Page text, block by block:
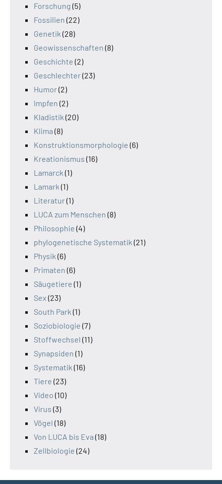
Forschung (5)
Fossilien (22)
Genetik (28)
Geowissenschaften (8)
Geschichte (2)
Geschlechter(23)
Humor(2)
Impfen (2)
Kladistik (20)
Klima (8)
Konstruktionsmorphologie (6)
Kreationismus (16)
Lamarck (1)
Lamark (1)
Literatur(1)
LUCA zum Menschen (8)
Philosophie (4)
phylogenetische Systematik (21)
Physik (6)
Primaten (6)
Säugetiere (1)
Sex (23)
South Park (1)
Soziobiologie (7)
Stoffwechsel (11)
Synapsiden (1)
Systematik (16)
Tiere (23)
Video (10)
Virus (3)
Vögel (18)
Von LUCA bis Eva (18)
Zellbiologie (24)